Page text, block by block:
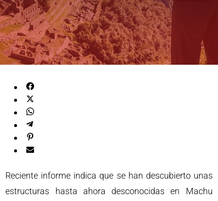
Reciente informe indica que se han descubierto unas
estructuras hasta ahora desconocidas en Machu